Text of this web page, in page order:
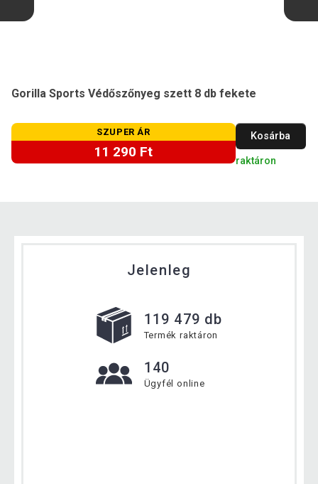
Gorilla Sports Védőszőnyeg szett 8 db fekete
SZUPER ÁR
11 290 Ft
Kosárba
raktáron
Jelenleg
119 479 db
Termék raktáron
140
Ügyfél online